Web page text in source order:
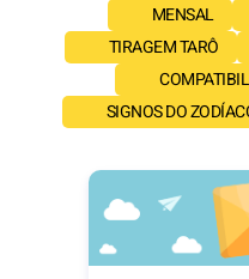
MENSAL
TIRAGEM TARÔ
SIGNOS DO